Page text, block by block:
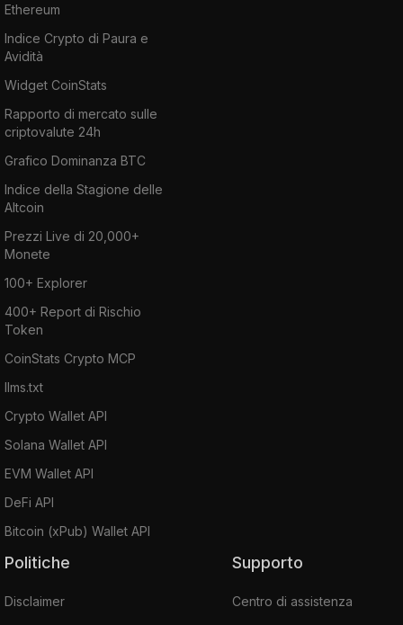
Ethereum
Indice Crypto di Paura e
Avidità
Widget CoinStats
Rapporto di mercato sulle
criptovalute 24h
Grafico Dominanza BTC
Indice della Stagione delle
Altcoin
Prezzi Live di 20,000+
Monete
100+ Explorer
400+ Report di Rischio
Token
CoinStats Crypto MCP
llms.txt
Crypto Wallet API
Solana Wallet API
EVM Wallet API
DeFi API
Bitcoin (xPub) Wallet API
Politiche
Disclaimer
Supporto
Centro di assistenza